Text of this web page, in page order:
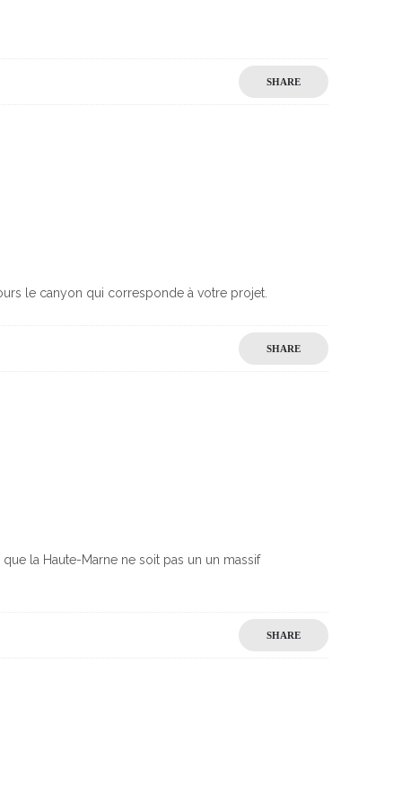
SHARE
le canyon qui corresponde à votre projet.
SHARE
la Haute-Marne ne soit pas un un massif
SHARE